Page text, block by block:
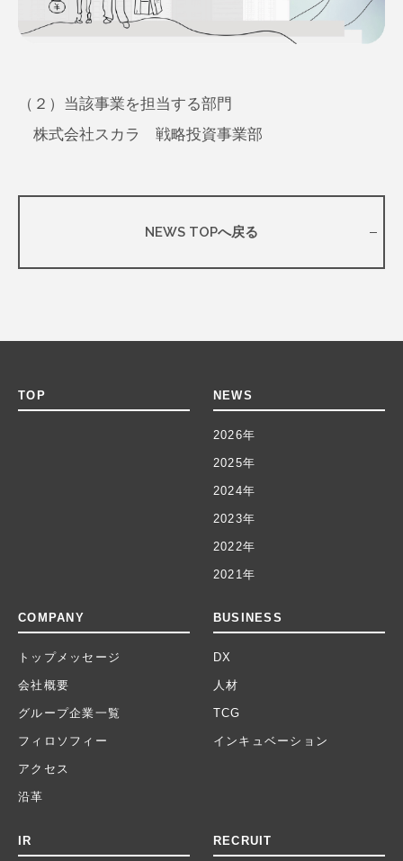
（２）当該事業を担当する部門
株式会社スカラ 戦略投資事業部
NEWS TOPへ戻る
TOP NEWS
2026年
2025年
2024年
2023年
2022年
2021年
COMPANY
トップメッセージ
会社概要
グループ企業一覧
フィロソフィー
アクセス
沿革
BUSINESS
DX
人材
TCG
インキュベーション
IR RECRUIT